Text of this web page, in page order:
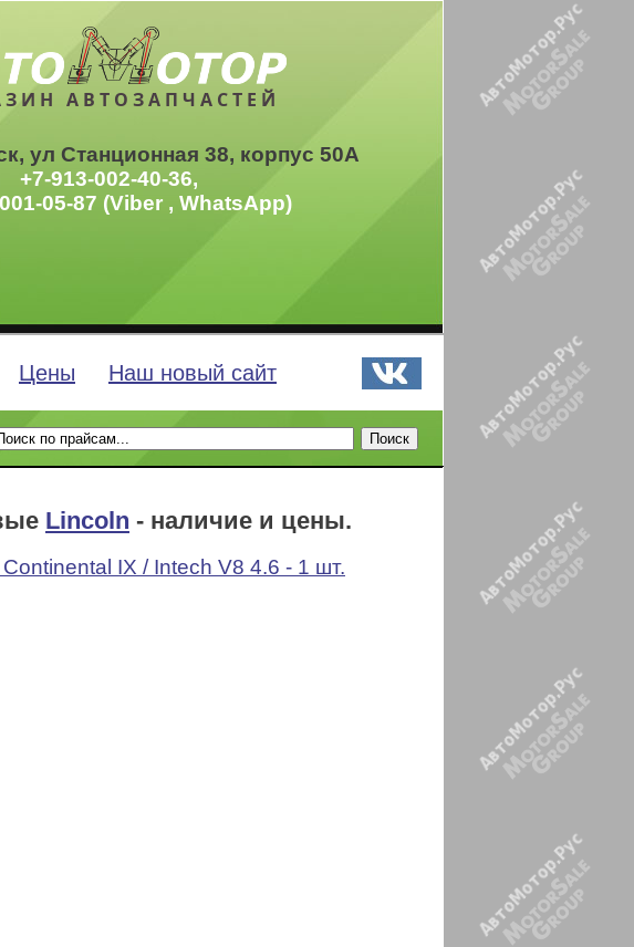
АВТОЗАПЧАСТЕЙ
ул Станционная 38, корпус 50А
+7-913-002-40-36,
05-87 (Viber , WhatsApp)
Цены Наш новый сайт
Lincoln - наличие и цены.
IX / Intech V8 4.6 - 1 шт.